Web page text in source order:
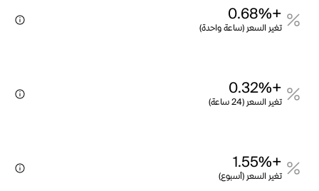
+0.68%
تغير السعر (ساعة واحدة)
+0.32%
تغير السعر (24 ساعة)
+1.55%
تغير السعر (أسبوع)